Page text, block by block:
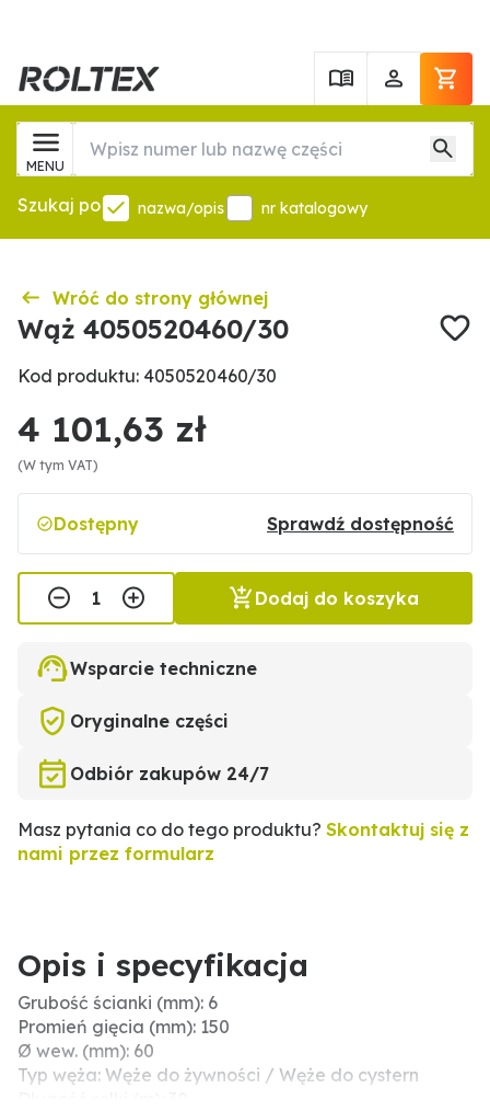
MENU
Szukaj po nazwa/opis nr katalogowy
Wróć do strony głównej
Wąż 4050520460/30
Kod produktu: 4050520460/30
4 101,63 zł
(W tym VAT)
Dostępny Sprawdź dostępność
Dodaj do koszyka
Wsparcie techniczne
Oryginalne części
Odbiór zakupów 24/7
Masz pytania co do tego produktu? Skontaktuj się z
nami przez formularz
Opis i specyfikacja
Grubość ścianki (mm): 6
Promień gięcia (mm): 150
Ø wew. (mm): 60
Typ węża: Węże do żywności / Węże do cystern